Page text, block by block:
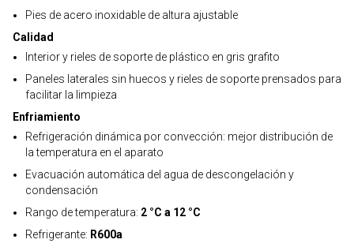
Pies de acero inoxidable de altura ajustable
Calidad
Interior y rieles de soporte de plástico en gris grafito
Paneles laterales sin huecos y rieles de soporte prensados para
facilitar la limpieza
Enfriamiento
Refrigeración dinámica por convección: mejor distribución de
la temperatura en el aparato
Evacuación automática del agua de descongelación y
condensación
Rango de temperatura: 2 °C a 12 °C
Refrigerante: R600a